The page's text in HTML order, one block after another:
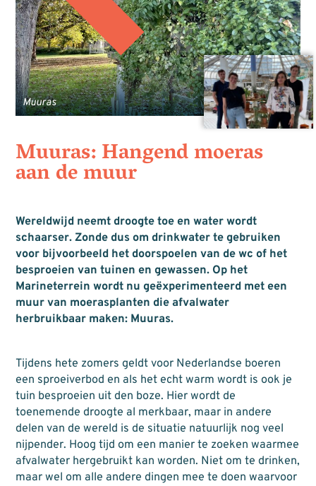
Muuras
Muuras: Hangend moeras
aan de muur
Wereldwijd neemt droogte toe en water wordt
schaarser. Zonde dus om drinkwater te gebruiken
voor bijvoorbeeld het doorspoelen van de wc of het
besproeien van tuinen en gewassen. Op het
Marineterrein wordt nu geëxperimenteerd met een
muur van moerasplanten die afvalwater
herbruikbaar maken: Muuras.
Tijdens hete zomers geldt voor Nederlandse boeren
een sproeiverbod en als het echt warm wordt is ook je
tuin besproeien uit den boze. Hier wordt de
toenemende droogte al merkbaar, maar in andere
delen van de wereld is de situatie natuurlijk nog veel
nijpender. Hoog tijd om een manier te zoeken waarmee
afvalwater hergebruikt kan worden. Niet om te drinken,
maar wel om alle andere dingen mee te doen waarvoor